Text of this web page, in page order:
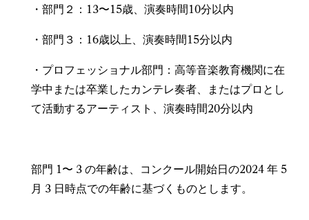
・部門２：13〜15歳、演奏時間10分以内
・部門３：16歳以上、演奏時間15分以内
・プロフェッショナル部門：高等音楽教育機関に在
学中または卒業したカンテレ奏者、またはプロとし
て活動するアーティスト、演奏時間20分以内
部門 1〜 3 の年齢は、コンクール開始日の2024 年 5
月 3 日時点での年齢に基づくものとします。